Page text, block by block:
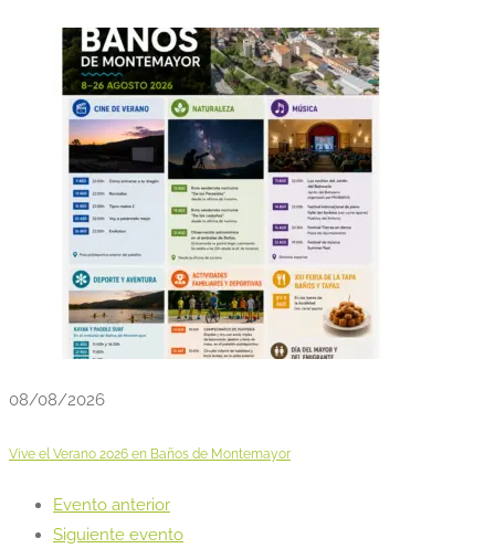
08/08/2026
Vive el Verano 2026 en Baños de Montemayor
Evento anterior
Siguiente evento